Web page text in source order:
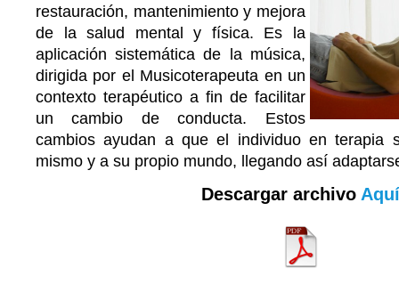
restauración, mantenimiento y mejora
de la salud mental y física. Es la
aplicación sistemática de la música,
dirigida por el Musicoterapeuta en un
contexto terapéutico a fin de facilitar
un cambio de conducta. Estos
cambios ayudan a que el individuo en terapia
mismo y a su propio mundo, llegando así
Descargar archivo Aquí